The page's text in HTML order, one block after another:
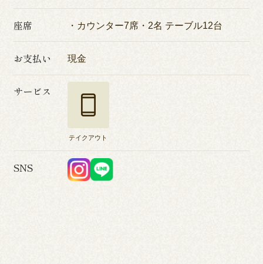
座席 ・カウンター7席・2名 テーブル12台
お支払い 現金
サービス
テイクアウト
SNS